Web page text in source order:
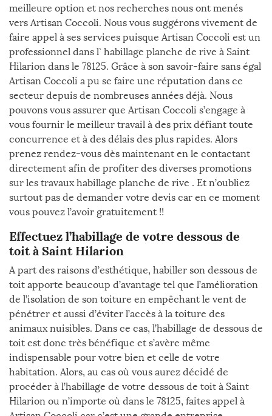
meilleure option et nos recherches nous ont menés
vers Artisan Coccoli. Nous vous suggérons vivement de
faire appel à ses services puisque Artisan Coccoli est un
professionnel dans l` habillage planche de rive à Saint
Hilarion dans le 78125. Grâce à son savoir-faire sans égal
Artisan Coccoli a pu se faire une réputation dans ce
secteur depuis de nombreuses années déjà. Nous
pouvons vous assurer que Artisan Coccoli s’engage à
vous fournir le meilleur travail à des prix défiant toute
concurrence et à des délais des plus rapides. Alors
prenez rendez-vous dès maintenant en le contactant
directement afin de profiter des diverses promotions
sur les travaux habillage planche de rive . Et n’oubliez
surtout pas de demander votre devis car en ce moment
vous pouvez l’avoir gratuitement !!
Effectuez l’habillage de votre dessous de
toit à Saint Hilarion
A part des raisons d’esthétique, habiller son dessous de
toit apporte beaucoup d’avantage tel que l’amélioration
de l’isolation de son toiture en empêchant le vent de
pénétrer et aussi d’éviter l’accès à la toiture des
animaux nuisibles. Dans ce cas, l’habillage de dessous de
toit est donc très bénéfique et s’avère même
indispensable pour votre bien et celle de votre
habitation. Alors, au cas où vous aurez décidé de
procéder à l’habillage de votre dessous de toit à Saint
Hilarion ou n’importe où dans le 78125, faites appel à